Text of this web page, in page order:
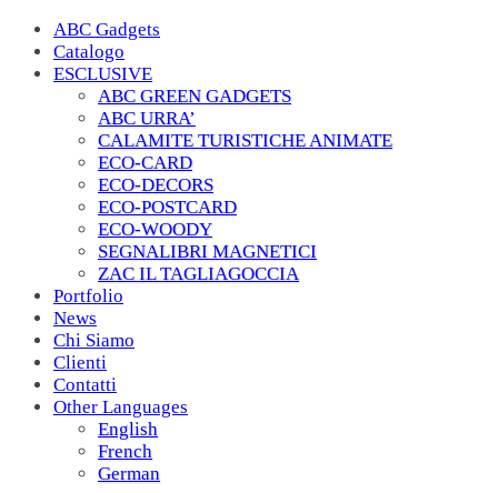
ABC Gadgets
Catalogo
ESCLUSIVE
ABC GREEN GADGETS
ABC URRA’
CALAMITE TURISTICHE ANIMATE
ECO-CARD
ECO-DECORS
ECO-POSTCARD
ECO-WOODY
SEGNALIBRI MAGNETICI
ZAC IL TAGLIAGOCCIA
Portfolio
News
Chi Siamo
Clienti
Contatti
Other Languages
English
French
German